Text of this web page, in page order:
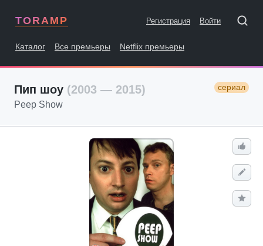
TORAMP Регистрация Войти
Каталог Все премьеры Netflix премьеры
Пип шоу (2003 — 2015) сериал
Peep Show